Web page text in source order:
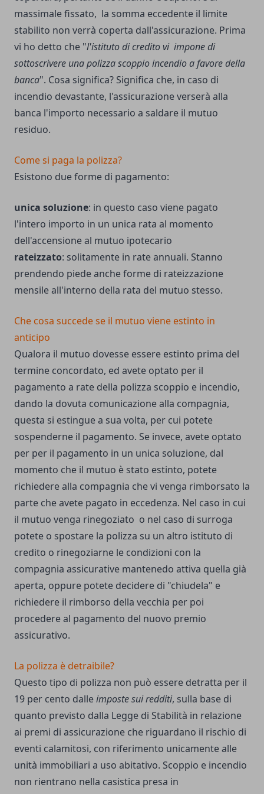
massimale fissato, la somma eccedente il limite
stabilito non verrà coperta dall'assicurazione. Prima
vi ho detto che "l'istituto di credito vi impone di
sottoscrivere una polizza scoppio incendio a favore della
banca". Cosa significa? Significa che, in caso di
incendio devastante, l'assicurazione verserà alla
banca l'importo necessario a saldare il mutuo
residuo.
Come si paga la polizza?
Esistono due forme di pagamento:
unica soluzione: in questo caso viene pagato
l'intero importo in un unica rata al momento
dell'accensione al mutuo ipotecario
rateizzato: solitamente in rate annuali. Stanno
prendendo piede anche forme di rateizzazione
mensile all'interno della rata del mutuo stesso.
Che cosa succede se il mutuo viene estinto in
anticipo
Qualora il mutuo dovesse essere estinto prima del
termine concordato, ed avete optato per il
pagamento a rate della polizza scoppio e incendio,
dando la dovuta comunicazione alla compagnia,
questa si estingue a sua volta, per cui potete
sospenderne il pagamento. Se invece, avete optato
per per il pagamento in un unica soluzione, dal
momento che il mutuo è stato estinto, potete
richiedere alla compagnia che vi venga rimborsato la
parte che avete pagato in eccedenza. Nel caso in cui
il mutuo venga rinegoziato o nel caso di surroga
potete o spostare la polizza su un altro istituto di
credito o rinegoziarne le condizioni con la
compagnia assicurative mantenedo attiva quella già
aperta, oppure potete decidere di "chiudela" e
richiedere il rimborso della vecchia per poi
procedere al pagamento del nuovo premio
assicurativo.
La polizza è detraibile?
Questo tipo di polizza non può essere detratta per il
19 per cento dalleimposte sui redditi, sulla base di
quanto previsto dalla Legge di Stabilità in relazione
ai premi di assicurazione che riguardano il rischio di
eventi calamitosi, con riferimento unicamente alle
unità immobiliari a uso abitativo. Scoppio e incendio
non rientrano nella casistica presa in